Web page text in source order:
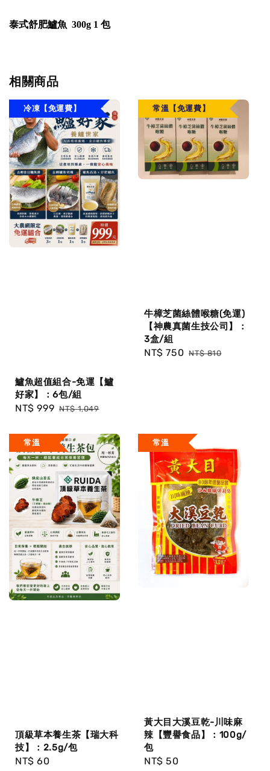
泰式舒肥鱸魚 300g 1 包
相關商品
冷凍【免運費】
鱸魚超值組合-免運【鱸
好家】：6包/組
Sale
NT$ 999 Regular
NT$ 1,049
常溫【免運費】
牛樟芝菌絲體喉糖(免運)
【神農真菌生技公司】：
3盒/組
Sale
NT$ 750 Regular
NT$ 810
常溫
頂級草本養生茶【瑞大科
技】：2.5g/包
Regular
NT$ 60
常溫
黃大目大溪豆乾-川味麻
辣【豐譽食品】：100g/
包
Regular
NT$ 50